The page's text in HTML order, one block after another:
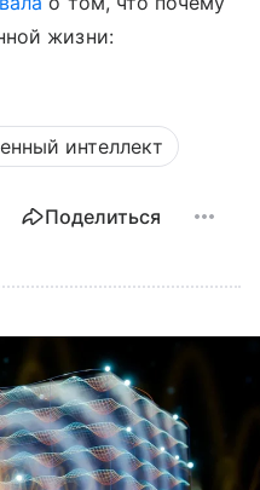
жизни:
интеллект
Поделиться